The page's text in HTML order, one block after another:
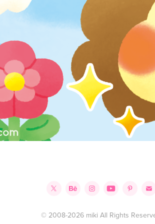
© 2008-2026 miki All Rights